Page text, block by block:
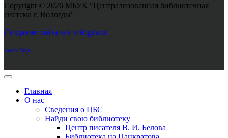
Copyright © 2026 МБУК "Централизованная библиотечная
система г. Вологды"
Создание сайта sait-vologda.ru
Goto Top
Главная
О нас
Сведения о ЦБС
Найди свою библиотеку
Центр писателя В. И. Белова